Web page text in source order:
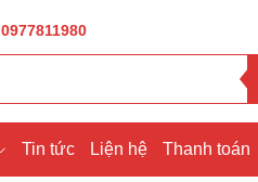
0977811980
Tin tức Liện hệ Thanh toán